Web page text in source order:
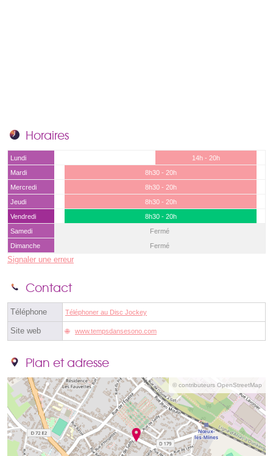
Horaires
Lundi
14h - 20h
Mardi
8h30 - 20h
Mercredi
8h30 - 20h
Jeudi
8h30 - 20h
Vendredi
8h30 - 20h
Samedi
Fermé
Dimanche
Fermé
Signaler une erreur
Contact
Téléphone Téléphoner au Disc Jockey
Site web www.tempsdansesono.com
Plan et adresse
© contributeurs OpenStreetMap